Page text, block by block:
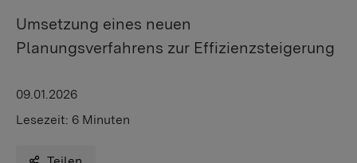
Umsetzung eines neuen
Planungsverfahrens zur Effizienzsteigerung
09.01.2026
Lesezeit: 6 Minuten